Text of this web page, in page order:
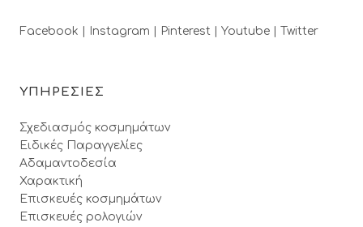
Facebook | Instagram | Pinterest | Youtube | Twitter
ΥΠΗΡΕΣΙΕΣ
Σχεδιασμός κοσμημάτων
Ειδικές Παραγγελίες
Αδαμαντοδεσία
Χαρακτική
Επισκευές κοσμημάτων
Επισκευές ρολογιών